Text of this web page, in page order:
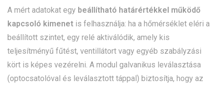
A mért adatokat egy beállítható határértékkel működő
kapcsoló kimenet is felhasználja: ha a hőmérséklet eléri a
beállított szintet, egy relé aktiválódik, amely kis
teljesítményű fűtést, ventillátort vagy egyéb szabályzási
kört is képes vezérelni. A modul galvanikus leválasztása
(optocsatolóval és leválasztott táppal) biztosítja, hogy az